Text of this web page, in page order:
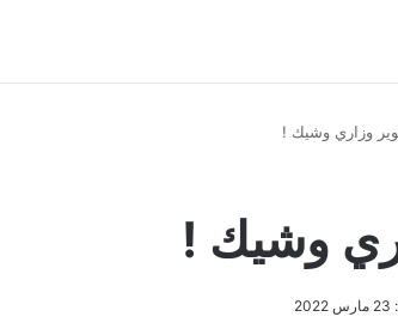
وزاري وشيك !
وشيك !